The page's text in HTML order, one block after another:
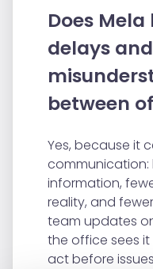
Does
delays and
between
Yes, because it
communication:
information,
reality, and
team updates
the office sees
act before